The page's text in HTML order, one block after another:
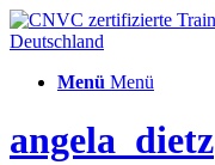
Menü Menü
angela_dietz